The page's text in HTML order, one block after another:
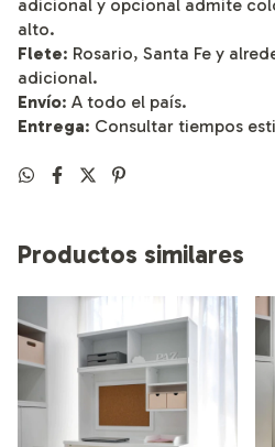
adicional y opcional admite
alto.
Flete: Rosario, Santa Fe y
adicional.
Envío: A todo el país.
Entrega: Consultar tiempos
Productos similares